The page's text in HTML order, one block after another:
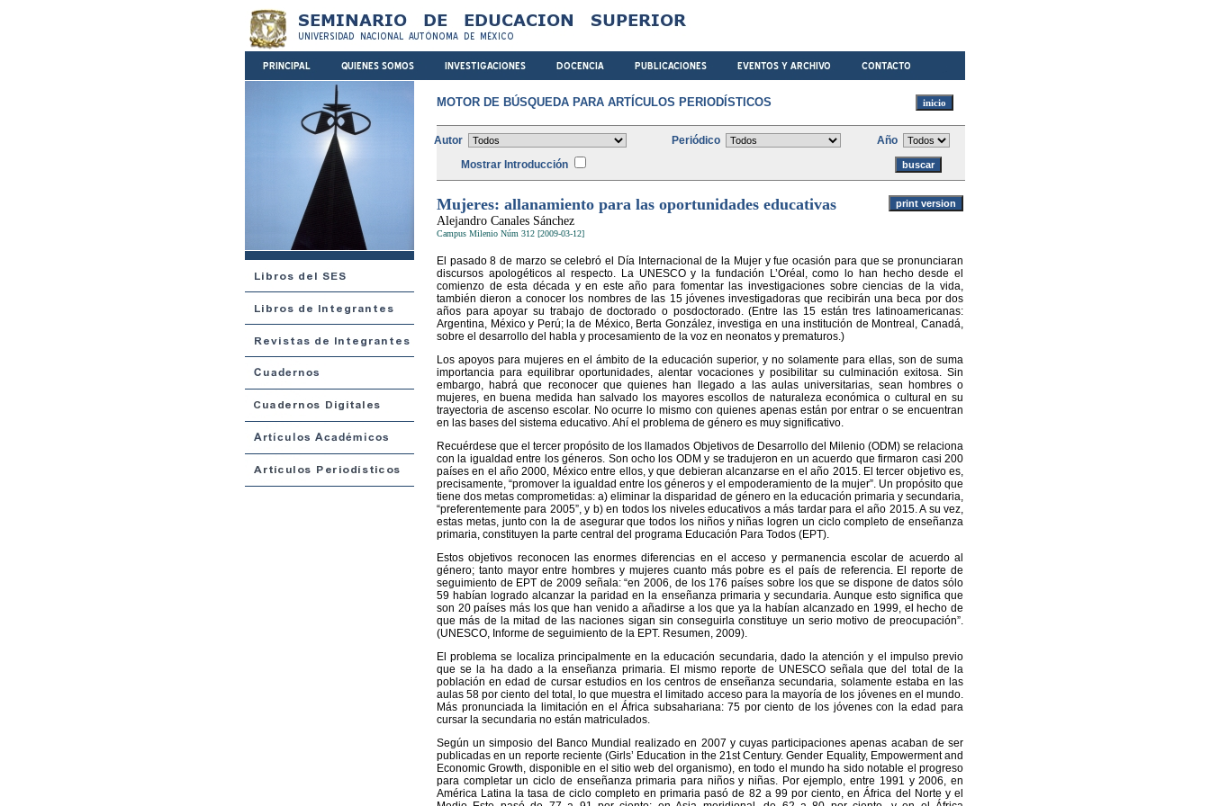
MOTOR DE BÚSQUEDA PARA ARTÍCULOS PERIODÍSTICOS
Autor Periódico
Año
Mostrar Introducción
Mujeres: allanamiento para las oportunidades educativas
Alejandro Canales Sánchez
Campus Milenio Núm 312 [2009-03-12]
El pasado 8 de marzo se celebró el Día Internacional de la Mujer y fue ocasión para que se pronunciaran
discursos apologéticos al respecto. La UNESCO y la fundación L’Oréal, como lo han hecho desde el
comienzo de esta década y en este año para fomentar las investigaciones sobre ciencias de la vida,
también dieron a conocer los nombres de las 15 jóvenes investigadoras que recibirán una beca por dos
años para apoyar su trabajo de doctorado o posdoctorado. (Entre las 15 están tres latinoamericanas:
Argentina, México y Perú; la de México, Berta González, investiga en una institución de Montreal, Canadá,
sobre el desarrollo del habla y procesamiento de la voz en neonatos y prematuros.)
Los apoyos para mujeres en el ámbito de la educación superior, y no solamente para ellas, son de suma
importancia para equilibrar oportunidades, alentar vocaciones y posibilitar su culminación exitosa. Sin
embargo, habrá que reconocer que quienes han llegado a las aulas universitarias, sean hombres o
mujeres, en buena medida han salvado los mayores escollos de naturaleza económica o cultural en su
trayectoria de ascenso escolar. No ocurre lo mismo con quienes apenas están por entrar o se encuentran
en las bases del sistema educativo. Ahí el problema de género es muy significativo.
Recuérdese que el tercer propósito de los llamados Objetivos de Desarrollo del Milenio (ODM) se relaciona
con la igualdad entre los géneros. Son ocho los ODM y se tradujeron en un acuerdo que firmaron casi 200
países en el año 2000, México entre ellos, y que debieran alcanzarse en el año 2015. El tercer objetivo es,
precisamente, “promover la igualdad entre los géneros y el empoderamiento de la mujer”. Un propósito que
tiene dos metas comprometidas: a) eliminar la disparidad de género en la educación primaria y secundaria,
“preferentemente para 2005”, y b) en todos los niveles educativos a más tardar para el año 2015. A su vez,
estas metas, junto con la de asegurar que todos los niños y niñas logren un ciclo completo de enseñanza
primaria, constituyen la parte central del programa Educación Para Todos (EPT).
Estos objetivos reconocen las enormes diferencias en el acceso y permanencia escolar de acuerdo al
género; tanto mayor entre hombres y mujeres cuanto más pobre es el país de referencia. El reporte de
seguimiento de EPT de 2009 señala: “en 2006, de los 176 países sobre los que se dispone de datos sólo
59 habían logrado alcanzar la paridad en la enseñanza primaria y secundaria. Aunque esto significa que
son 20 países más los que han venido a añadirse a los que ya la habían alcanzado en 1999, el hecho de
que más de la mitad de las naciones sigan sin conseguirla constituye un serio motivo de preocupación”.
(UNESCO, Informe de seguimiento de la EPT. Resumen, 2009).
El problema se localiza principalmente en la educación secundaria, dado la atención y el impulso previo
que se la ha dado a la enseñanza primaria. El mismo reporte de UNESCO señala que del total de la
población en edad de cursar estudios en los centros de enseñanza secundaria, solamente estaba en las
aulas 58 por ciento del total, lo que muestra el limitado acceso para la mayoría de los jóvenes en el mundo.
Más pronunciada la limitación en el África subsahariana: 75 por ciento de los jóvenes con la edad para
cursar la secundaria no están matriculados.
Según un simposio del Banco Mundial realizado en 2007 y cuyas participaciones apenas acaban de ser
publicadas en un reporte reciente (Girls’ Education in the 21st Century. Gender Equality, Empowerment and
Economic Growth, disponible en el sitio web del organismo), en todo el mundo ha sido notable el progreso
para completar un ciclo de enseñanza primaria para niños y niñas. Por ejemplo, entre 1991 y 2006, en
América Latina la tasa de ciclo completo en primaria pasó de 82 a 99 por ciento, en África del Norte y el